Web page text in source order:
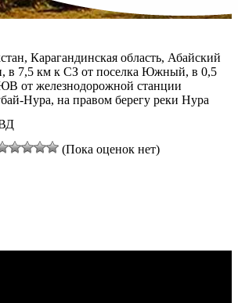
Карагандинская область, Абайский
в 7,5 км к СЗ от поселка Южный, в 0,5
от железнодорожной станции
Нура, на правом берегу реки Нура
(Пока оценок нет)